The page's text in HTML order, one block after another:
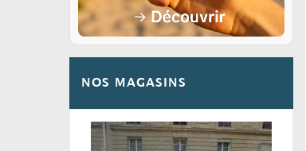
NOS MAGASINS